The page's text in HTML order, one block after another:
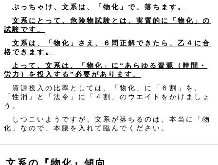
ぶっちゃけ、文系は、「物化」で、落ちます。
文系にとって、危険物試験とは、実質的に「物化」の
試験です。
文系は、「物化」さえ、６問正解できたら、乙４に合
格できます。
よって、文系は、「物化」に“あらゆる資源（時間・
労力）を投入する”必要があります。
資源投入の比率としては、「物化」に「６割」を、
「性消」と「法令」に「４割」のウエイトをかけましょ
う。
しつこいようですが、文系が落ちるのは、本当に「物
化」なので、本腰を入れて臨んでください。